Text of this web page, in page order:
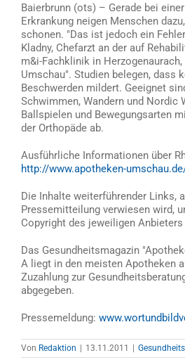
Baierbrunn (ots) – Gerade bei
Erkrankung neigen Menschen
schonen. "Das ist jedoch ein
Kladny, Chefarzt an der auf
m&i-Fachklinik in
Umschau". Studien belegen, dass
Beschwerden mildert. Geeignet
Schwimmen, Wandern und Nordic
Ballspielen und Bewegungsarten
der Orthopäde ab.
Ausführliche Informationen über
http://www.apotheken-
Die Inhalte weiterführender Links,
Pressemitteilung verwiesen wird,
Copyright des jeweiligen
Das Gesundheitsmagazin
A liegt in den meisten Apotheken
Zuzahlung zur
abgegeben.
Pressemeldung:
Von Redaktion | 13.11.2011 |